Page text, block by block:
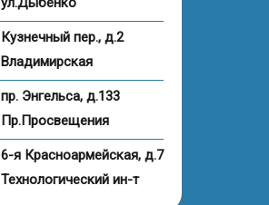
Кузнечный пер., д.2
Владимирская
пр. Энгельса, д.133
Пр.Просвещения
6-я Красноармейская, д.7
Технологический ин-т